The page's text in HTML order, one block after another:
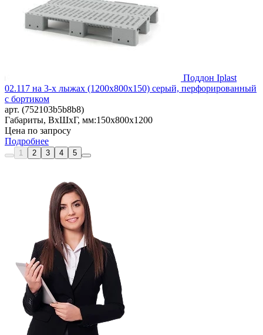
Поддон Iplast
02.117 на 3-х лыжах (1200х800х150) серый, перфорированный
с бортиком
арт. (752103b5b8b8)
Габариты, ВxШxГ, мм:150x800x1200
Цена по запросу
Подробнее
1 2 3 4 5